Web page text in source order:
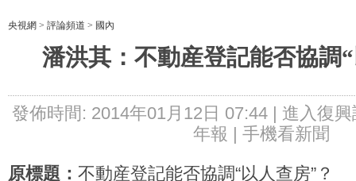
央視網 > 評論頻道 > 國內
潘洪其：不動産登記能否協調
發佈時間: 2014年01月12日 07:44 | 進入復
年報 | 手機看新聞
原標題： 不動産登記能否協調“以人查房”？